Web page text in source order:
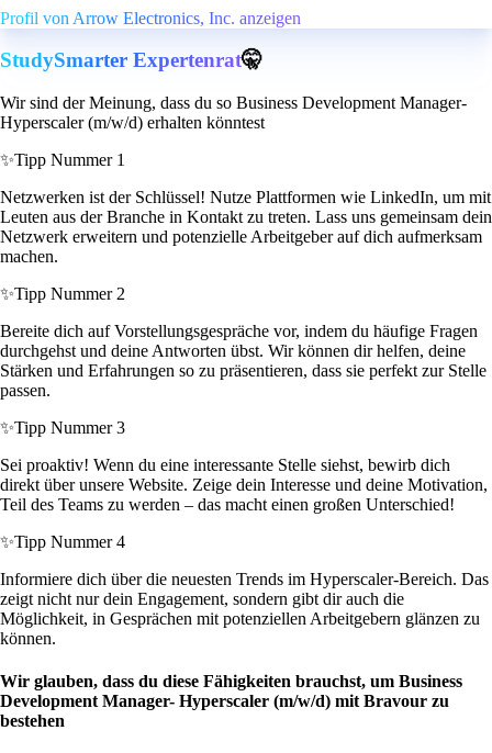
Profil von Arrow Electronics, Inc. anzeigen
StudySmarter Expertenrat🤫
Wir sind der Meinung, dass du so Business Development Manager-
Hyperscaler (m/w/d) erhalten könntest
✨Tipp Nummer 1
Netzwerken ist der Schlüssel! Nutze Plattformen wie LinkedIn, um mit
Leuten aus der Branche in Kontakt zu treten. Lass uns gemeinsam dein
Netzwerk erweitern und potenzielle Arbeitgeber auf dich aufmerksam
machen.
✨Tipp Nummer 2
Bereite dich auf Vorstellungsgespräche vor, indem du häufige Fragen
durchgehst und deine Antworten übst. Wir können dir helfen, deine
Stärken und Erfahrungen so zu präsentieren, dass sie perfekt zur Stelle
passen.
✨Tipp Nummer 3
Sei proaktiv! Wenn du eine interessante Stelle siehst, bewirb dich
direkt über unsere Website. Zeige dein Interesse und deine Motivation,
Teil des Teams zu werden – das macht einen großen Unterschied!
✨Tipp Nummer 4
Informiere dich über die neuesten Trends im Hyperscaler-Bereich. Das
zeigt nicht nur dein Engagement, sondern gibt dir auch die
Möglichkeit, in Gesprächen mit potenziellen Arbeitgebern glänzen zu
können.
Wir glauben, dass du diese Fähigkeiten brauchst, um Business
Development Manager- Hyperscaler (m/w/d) mit Bravour zu
bestehen